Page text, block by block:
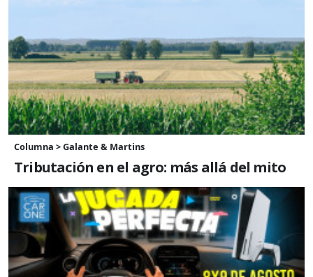
Columna > Galante & Martins
Tributación en el agro: más allá del mito